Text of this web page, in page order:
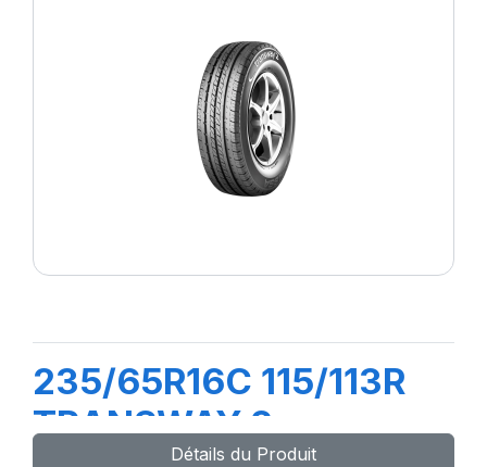
235/65R16C 115/113R
TRANSWAY 2
Détails du Produit